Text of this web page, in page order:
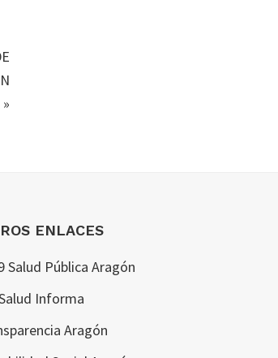
»
ENLACES
Salud Pública Aragón
Informa
Aragón